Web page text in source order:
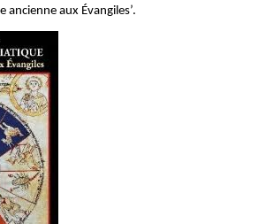
ancienne aux Évangiles’.